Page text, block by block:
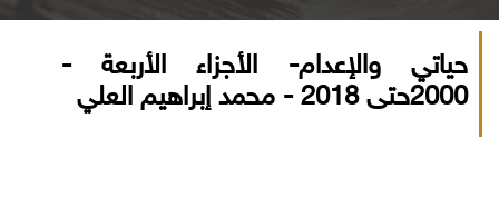
حياتي والإعدام- الأجزاء الأربعة -
2000حتى 2018 - محمد إبراهيم العلي